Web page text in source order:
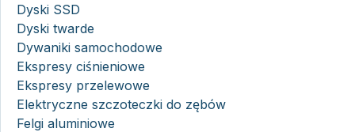
Dyski SSD
Dyski twarde
Dywaniki samochodowe
Ekspresy ciśnieniowe
Ekspresy przelewowe
Elektryczne szczoteczki do zębów
Felgi aluminiowe